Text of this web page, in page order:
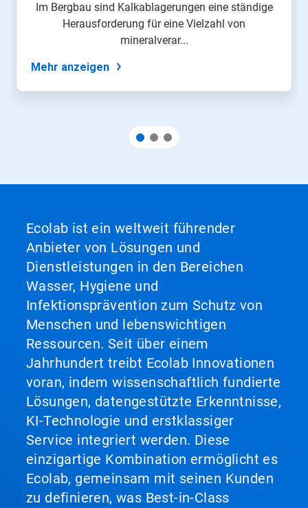
Im Bergbau sind Kalkablagerungen eine ständige
Herausforderung für eine Vielzahl von
mineralverar...
Mehr anzeigen
Ecolab ist ein weltweit führender
Anbieter von Lösungen und
Dienstleistungen in den Bereichen
Wasser, Hygiene und
Infektionsprävention zum Schutz von
Menschen und lebenswichtigen
Ressourcen. Seit über einem
Jahrhundert treibt Ecolab Innovationen
voran, indem wissenschaftlich fundierte
Lösungen, datengestützte Erkenntnisse,
KI-Technologie und erstklassiger
Service integriert werden. Diese
einzigartige Kombination ermöglicht es
Ecolab, gemeinsam mit seinen Kunden
zu definieren, was Best-in-Class